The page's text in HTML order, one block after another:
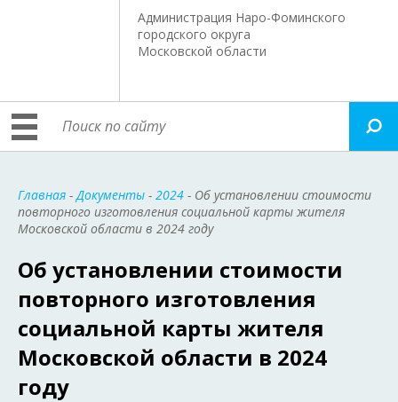
Администрация Наро-Фоминского
городского округа
Московской области
Главная -Документы - 2024 - Об установлении стоимости
повторного изготовления социальной карты жителя
Московской области в 2024 году
Об установлении стоимости
повторного изготовления
социальной карты жителя
Московской области в 2024
году